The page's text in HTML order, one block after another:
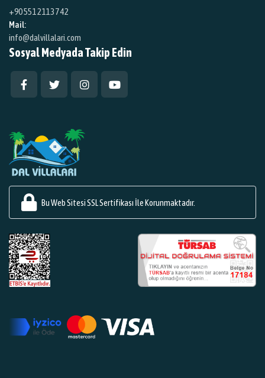
+90 551 211 37 42
Mail:
info@dalvillalari.com
Sosyal Medyada Takip Edin
Bu Web Sitesi SSL Sertifikası İle Korunmaktadır.